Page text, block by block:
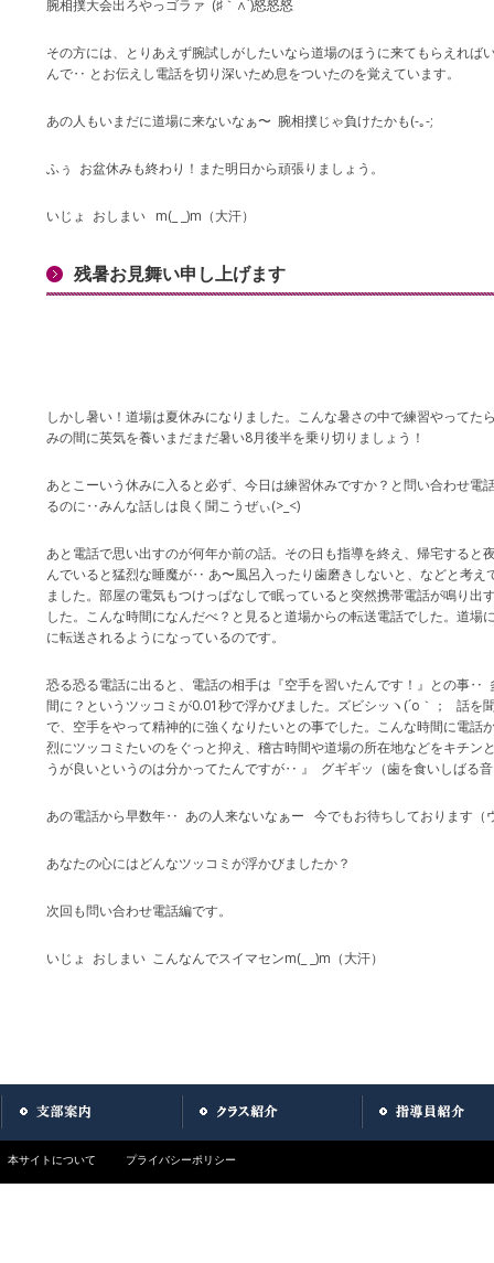
腕相撲大会出ろやっゴラァ (♯｀∧´)怒怒怒
その方には、とりあえず腕試しがしたいなら道場のほうに来てもらえれば
んで‥ とお伝えし電話を切り深いため息をついたのを覚えています。
あの人もいまだに道場に来ないなぁ〜 腕相撲じゃ負けたかも(-｡-;
ふぅ お盆休みも終わり！また明日から頑張りましょう。
いじょ おしまい m(_ _)m（大汗）
残暑お見舞い申し上げます
しかし暑い！道場は夏休みになりました。こんな暑さの中で練習やってた
みの間に英気を養いまだまだ暑い8月後半を乗り切りましょう！
あとこーいう休みに入ると必ず、今日は練習休みですか？と問い合わせ電
るのに‥みんな話しは良く聞こうぜぃ(>_<)
あと電話で思い出すのが何年か前の話。その日も指導を終え、帰宅すると
んでいると猛烈な睡魔が‥ あ〜風呂入ったり歯磨きしないと、などと考え
ました。部屋の電気もつけっぱなしで眠っていると突然携帯電話が鳴り出
した。こんな時間になんだべ？と見ると道場からの転送電話でした。道場
に転送されるようになっているのです。
恐る恐る電話に出ると、電話の相手は『空手を習いたんです！』との事‥
間に？というツッコミが0.01秒で浮かびました。ズビシッヽ(´o｀； 話を
で、空手をやって精神的に強くなりたいとの事でした。こんな時間に電
烈にツッコミたいのをぐっと抑え、稽古時間や道場の所在地などをキチン
うが良いというのは分かってたんですが‥ 』 グギギッ（歯を食いしばる音
あの電話から早数年‥ あの人来ないなぁー 今でもお待ちしております（
あなたの心にはどんなツッコミが浮かびましたか？
次回も問い合わせ電話編です。
いじょ おしまい こんなんでスイマセンm(_ _)m（大汗）
本サイトについて プライバシーポリシー